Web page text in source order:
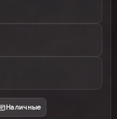
Наличные